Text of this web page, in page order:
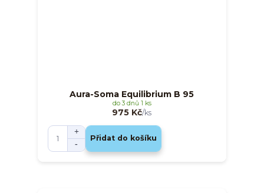
Aura-Soma Equilibrium B 95
975 Kč/ks
do 3 dnů 1 ks
Přidat do košíku